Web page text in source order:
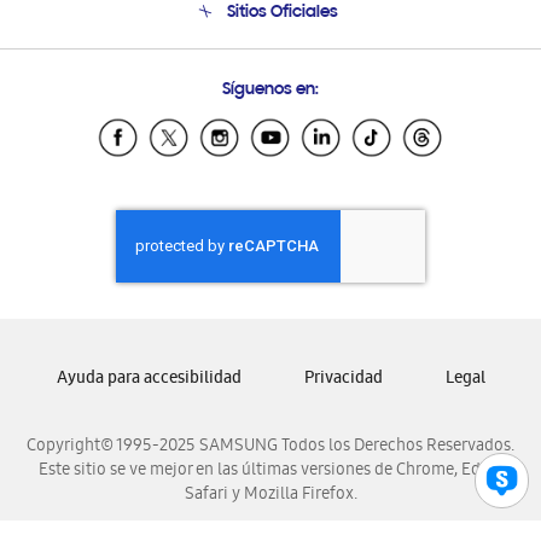
Soporte vía eMail
Sitios Oficiales
Samsung Ecuador
Samsung El Salvador
Samsung Honduras
Samsung Nicaragua
Samsung Panamá
Samsung Venezuela
Síguenos en:
Copyright© 1995-2025 SAMSUNG Todos los Derechos Reservados.
Este sitio se ve mejor en las últimas versiones de Chrome, Edge,
Safari y Mozilla Firefox.
Ayuda para accesibilidad Privacidad Legal